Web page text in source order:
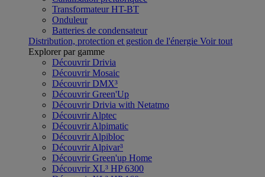
Transformateur HT-BT
Onduleur
Batteries de condensateur
Distribution, protection et gestion de l'énergie Voir tout
Explorer par gamme
Découvrir Drivia
Découvrir Mosaic
Découvrir DMX³
Découvrir Green'Up
Découvrir Drivia with Netatmo
Découvrir Alptec
Découvrir Alpimatic
Découvrir Alpibloc
Découvrir Alpivar³
Découvrir Green'up Home
Découvrir XL³ HP 6300